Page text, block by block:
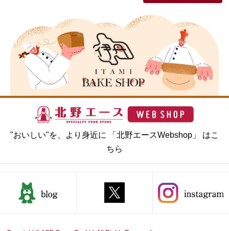
"おいしい"を、より身近に 「北野エースWebshop」 はこ
ちら